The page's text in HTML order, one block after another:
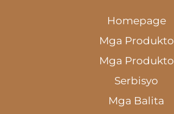
Homepage
Mga Produkto
Mga Produkto
Serbisyo
Mga Balita